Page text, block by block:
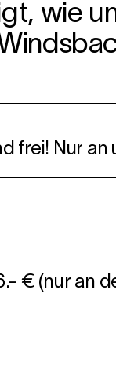
wie
frei! Nur
€ (nur an